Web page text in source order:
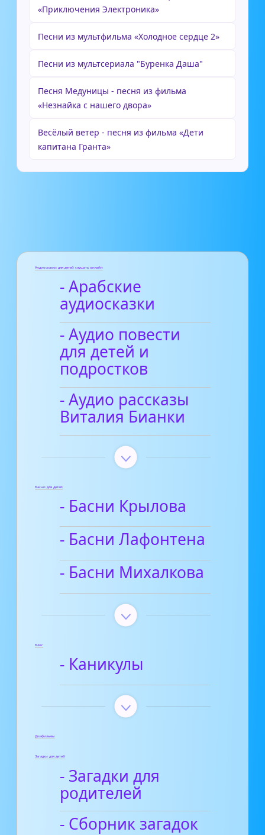
«Приключения Электроника»
Песни из мультфильма «Холодное сердце 2»
Песни из мультсериала "Буренка Даша"
Песня Медуницы - песня из фильма
«Незнайка с нашего двора»
Весёлый ветер - песня из фильма «Дети
капитана Гранта»
Аудиосказки для детей слушать онлайн
- Арабские
аудиосказки
- Аудио повести
для детей и
подростков
- Аудио рассказы
Виталия Бианки
Басни для детей
- Басни Крылова
- Басни Лафонтена
- Басни Михалкова
Блог
- Каникулы
Диафильмы
Загадки для детей
- Загадки для
родителей
- Сборник загадок